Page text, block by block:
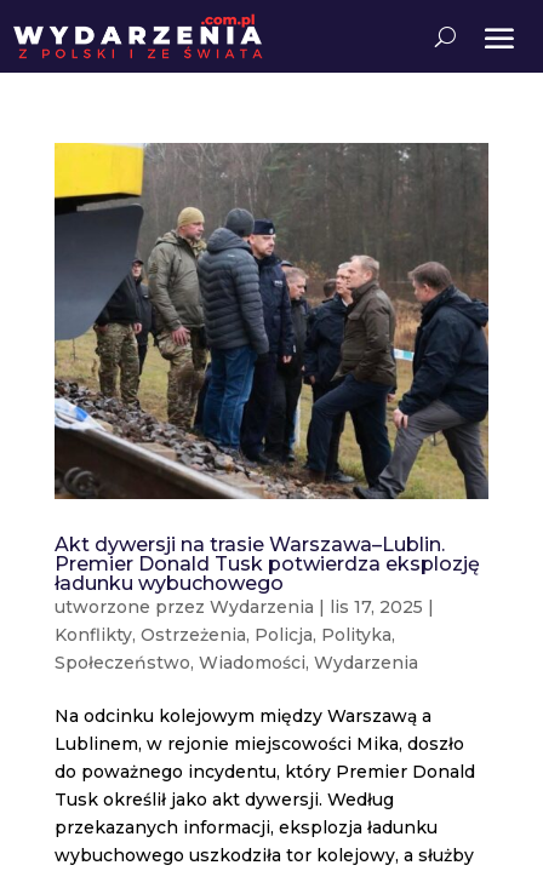
Akt dywersji na trasie Warszawa–Lublin.
Premier Donald Tusk potwierdza eksplozję
ładunku wybuchowego
utworzone przez Wydarzenia | lis 17, 2025 |
Konflikty, Ostrzeżenia, Policja, Polityka,
Społeczeństwo, Wiadomości, Wydarzenia
Na odcinku kolejowym między Warszawą a
Lublinem, w rejonie miejscowości Mika, doszło
do poważnego incydentu, który Premier Donald
Tusk określił jako akt dywersji. Według
przekazanych informacji, eksplozja ładunku
wybuchowego uszkodziła tor kolejowy, a służby